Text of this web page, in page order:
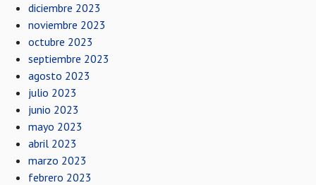
diciembre 2023
noviembre 2023
octubre 2023
septiembre 2023
agosto 2023
julio 2023
junio 2023
mayo 2023
abril 2023
marzo 2023
febrero 2023